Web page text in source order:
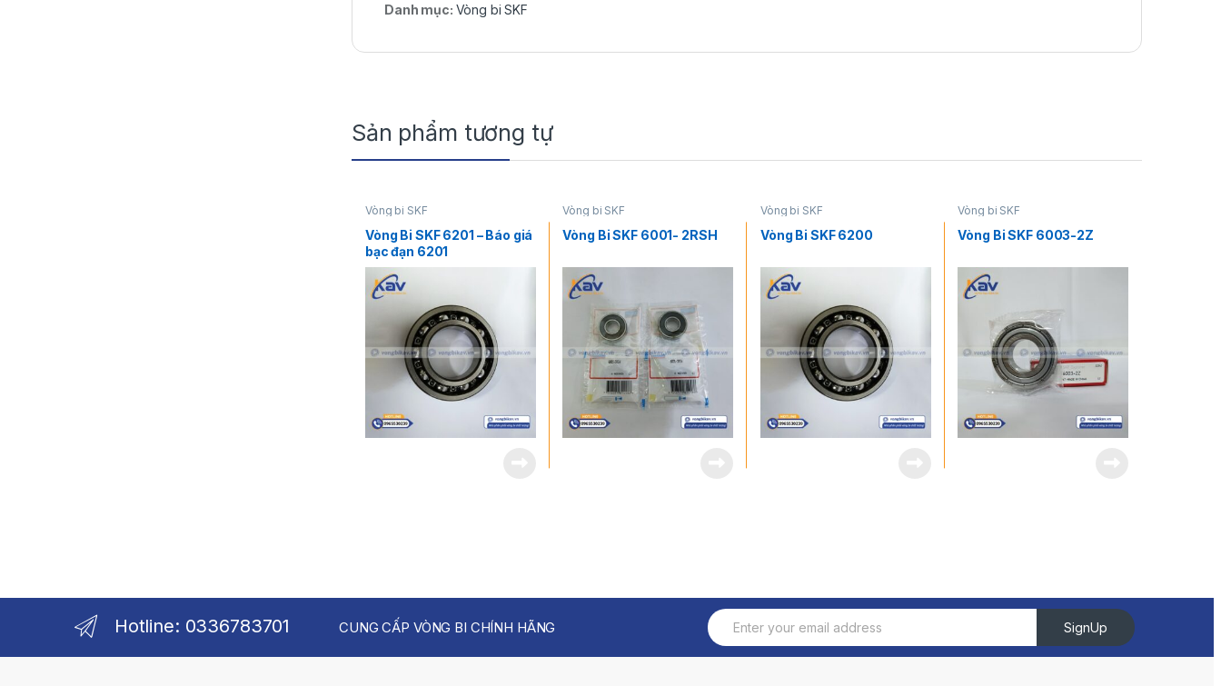
Danh mục: Vòng bi SKF
Sản phẩm tương tự
Vòng bi SKF
Vòng Bi SKF 6201 – Báo giá
bạc đạn 6201
Vòng bi SKF
Vòng Bi SKF 6001- 2RSH
Vòng bi SKF
Vòng Bi SKF 6200
Vòng bi SKF
Vòng Bi SKF 6003-2Z
Hotline: 0336783701 CUNG CẤP VÒNG BI CHÍNH HÃNG SignUp